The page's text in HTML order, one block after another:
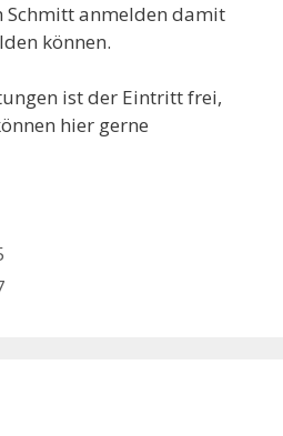
Schmitt anmelden damit
können.
ist der Eintritt frei,
hier gerne